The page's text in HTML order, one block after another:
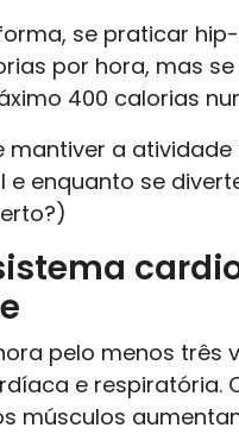
se praticar
por hora, mas
400 calorias
mantiver a
e enquanto se
pelo menos três
e respiratória.
músculos